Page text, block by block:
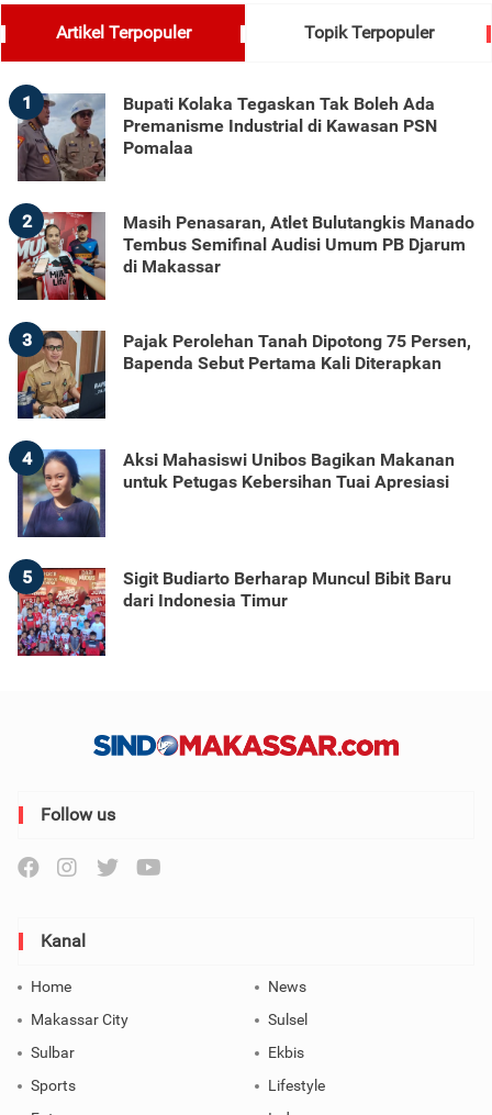
Artikel Terpopuler Topik Terpopuler
1
Bupati Kolaka Tegaskan Tak Boleh Ada
Premanisme Industrial di Kawasan PSN
Pomalaa
2
Masih Penasaran, Atlet Bulutangkis Manado
Tembus Semifinal Audisi Umum PB Djarum
di Makassar
3
Pajak Perolehan Tanah Dipotong 75 Persen,
Bapenda Sebut Pertama Kali Diterapkan
4
Aksi Mahasiswi Unibos Bagikan Makanan
untuk Petugas Kebersihan Tuai Apresiasi
5
Sigit Budiarto Berharap Muncul Bibit Baru
dari Indonesia Timur
Follow us
Kanal
Home
News
Makassar City
Sulsel
Sulbar
Ekbis
Sports
Lifestyle